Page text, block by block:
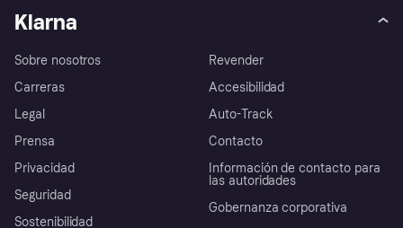
Klarna
Sobre nosotros
Carreras
Legal
Prensa
Privacidad
Seguridad
Sostenibilidad
Revender
Accesibilidad
Auto-Track
Contacto
Información de contacto para
las autoridades
Gobernanza corporativa